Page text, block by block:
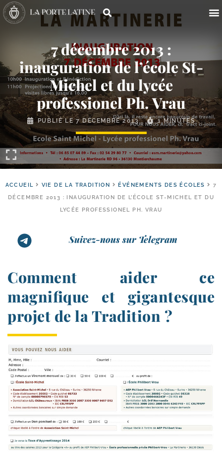
7 décembre 2013 :
inauguration de l’école St-​
Michel et du lycée
professionel Ph. Vrau
PUBLIÉ LE7 DÉCEMBRE 2013 1 MINUTES
ACCUEIL VIE DE LA TRADITION ÉVÉNEMENTS DES ÉCOLES
7
DÉCEMBRE 2013 : INAUGURATION DE L’ÉCOLE ST-MICHEL ET DU
LYCÉE PROFESSIONEL PH. VRAU
Suivez-nous sur Telegram
Comment aider ce
magnifique et gigantesque
projet de la Tradition ?